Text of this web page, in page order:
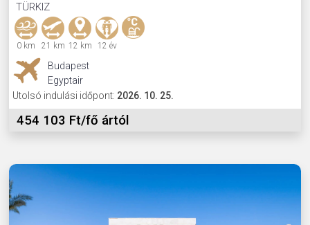
TÜRKIZ
0 km 21 km 12 km 12 év
Budapest
Egyptair
Utolsó indulási időpont: 2026. 10. 25.
454 103 Ft/fő ártól